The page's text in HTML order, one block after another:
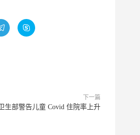

下一篇
生部警告儿童 Covid 住院率上升